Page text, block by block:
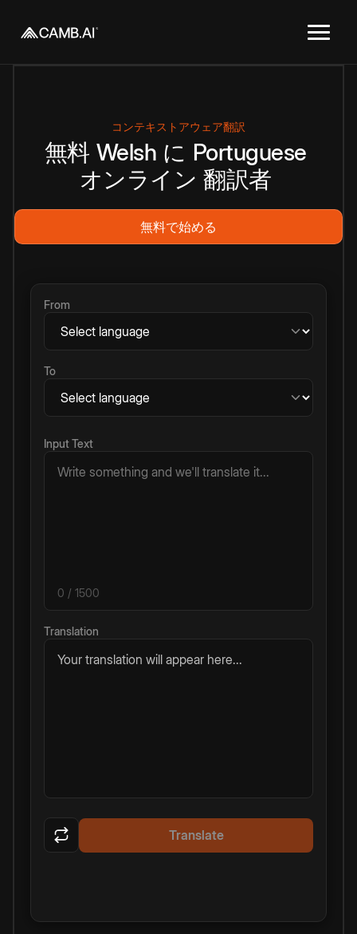
コンテキストアウェア翻訳
無料 Welsh に Portuguese
オンライン 翻訳者
無料で始める
From
To
Input Text
0 / 1500
Translation
Your translation will appear here...
Translate